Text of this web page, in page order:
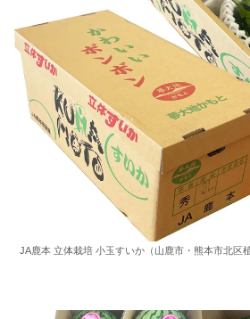
JA鹿本 立体栽培 小玉すいか（山鹿市・熊本市北区